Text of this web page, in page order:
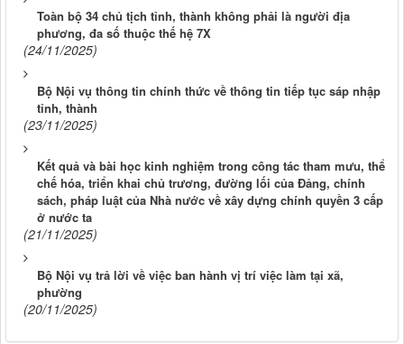
Toàn bộ 34 chủ tịch tỉnh, thành không phải là người địa
phương, đa số thuộc thế hệ 7X
(24/11/2025)
Bộ Nội vụ thông tin chính thức về thông tin tiếp tục sáp nhập
tỉnh, thành
(23/11/2025)
Kết quả và bài học kinh nghiệm trong công tác tham mưu, thể
chế hóa, triển khai chủ trương, đường lối của Đảng, chính
sách, pháp luật của Nhà nước về xây dựng chính quyền 3 cấp
ở nước ta
(21/11/2025)
Bộ Nội vụ trả lời về việc ban hành vị trí việc làm tại xã,
phường
(20/11/2025)